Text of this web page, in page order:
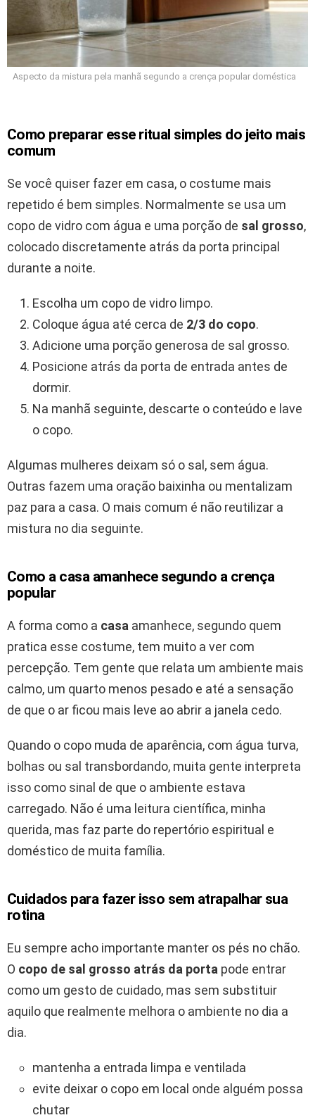
Aspecto da mistura pela manhã segundo a crença popular doméstica
Como preparar esse ritual simples do jeito mais
comum
Se você quiser fazer em casa, o costume mais
repetido é bem simples. Normalmente se usa um
copo de vidro com água e uma porção de sal grosso,
colocado discretamente atrás da porta principal
durante a noite.
Escolha um copo de vidro limpo.
Coloque água até cerca de 2/3 do copo.
Adicione uma porção generosa de sal grosso.
Posicione atrás da porta de entrada antes de
dormir.
Na manhã seguinte, descarte o conteúdo e lave
o copo.
Algumas mulheres deixam só o sal, sem água.
Outras fazem uma oração baixinha ou mentalizam
paz para a casa. O mais comum é não reutilizar a
mistura no dia seguinte.
Como a casa amanhece segundo a crença
popular
A forma como a casa amanhece, segundo quem
pratica esse costume, tem muito a ver com
percepção. Tem gente que relata um ambiente mais
calmo, um quarto menos pesado e até a sensação
de que o ar ficou mais leve ao abrir a janela cedo.
Quando o copo muda de aparência, com água turva,
bolhas ou sal transbordando, muita gente interpreta
isso como sinal de que o ambiente estava
carregado. Não é uma leitura científica, minha
querida, mas faz parte do repertório espiritual e
doméstico de muita família.
Cuidados para fazer isso sem atrapalhar sua
rotina
Eu sempre acho importante manter os pés no chão.
O copo de sal grosso atrás da porta pode entrar
como um gesto de cuidado, mas sem substituir
aquilo que realmente melhora o ambiente no dia a
dia.
mantenha a entrada limpa e ventilada
evite deixar o copo em local onde alguém possa
chutar